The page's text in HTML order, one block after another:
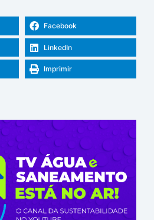
Facebook
LinkedIn
Imprimir